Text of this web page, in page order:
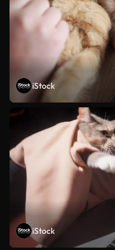
iStock
iStock